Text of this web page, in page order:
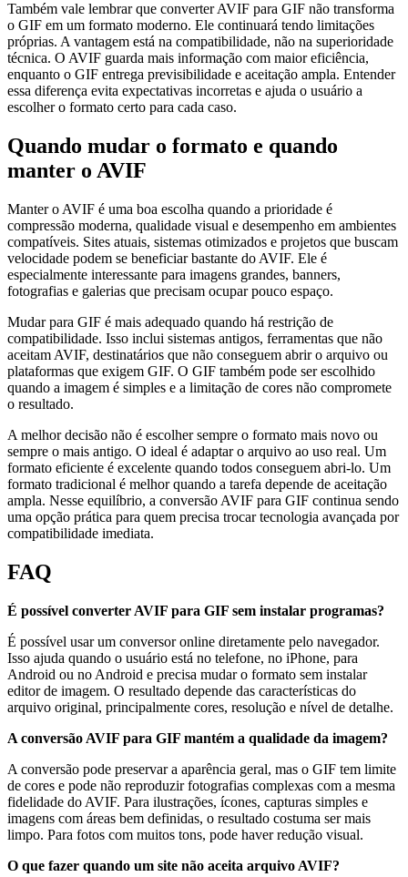
Também vale lembrar que converter AVIF para GIF não transforma
o GIF em um formato moderno. Ele continuará tendo limitações
próprias. A vantagem está na compatibilidade, não na superioridade
técnica. O AVIF guarda mais informação com maior eficiência,
enquanto o GIF entrega previsibilidade e aceitação ampla. Entender
essa diferença evita expectativas incorretas e ajuda o usuário a
escolher o formato certo para cada caso.
Quando mudar o formato e quando
manter o AVIF
Manter o AVIF é uma boa escolha quando a prioridade é
compressão moderna, qualidade visual e desempenho em ambientes
compatíveis. Sites atuais, sistemas otimizados e projetos que buscam
velocidade podem se beneficiar bastante do AVIF. Ele é
especialmente interessante para imagens grandes, banners,
fotografias e galerias que precisam ocupar pouco espaço.
Mudar para GIF é mais adequado quando há restrição de
compatibilidade. Isso inclui sistemas antigos, ferramentas que não
aceitam AVIF, destinatários que não conseguem abrir o arquivo ou
plataformas que exigem GIF. O GIF também pode ser escolhido
quando a imagem é simples e a limitação de cores não compromete
o resultado.
A melhor decisão não é escolher sempre o formato mais novo ou
sempre o mais antigo. O ideal é adaptar o arquivo ao uso real. Um
formato eficiente é excelente quando todos conseguem abri-lo. Um
formato tradicional é melhor quando a tarefa depende de aceitação
ampla. Nesse equilíbrio, a conversão AVIF para GIF continua sendo
uma opção prática para quem precisa trocar tecnologia avançada por
compatibilidade imediata.
FAQ
É possível converter AVIF para GIF sem instalar programas?
É possível usar um conversor online diretamente pelo navegador.
Isso ajuda quando o usuário está no telefone, no iPhone, para
Android ou no Android e precisa mudar o formato sem instalar
editor de imagem. O resultado depende das características do
arquivo original, principalmente cores, resolução e nível de detalhe.
A conversão AVIF para GIF mantém a qualidade da imagem?
A conversão pode preservar a aparência geral, mas o GIF tem limite
de cores e pode não reproduzir fotografias complexas com a mesma
fidelidade do AVIF. Para ilustrações, ícones, capturas simples e
imagens com áreas bem definidas, o resultado costuma ser mais
limpo. Para fotos com muitos tons, pode haver redução visual.
O que fazer quando um site não aceita arquivo AVIF?